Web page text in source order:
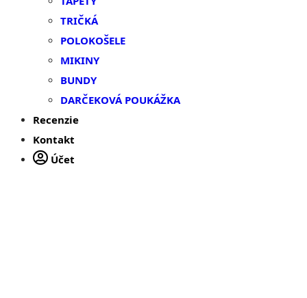
TRIČKÁ
POLOKOŠELE
MIKINY
BUNDY
DARČEKOVÁ POUKÁŽKA
Recenzie
Kontakt
Účet